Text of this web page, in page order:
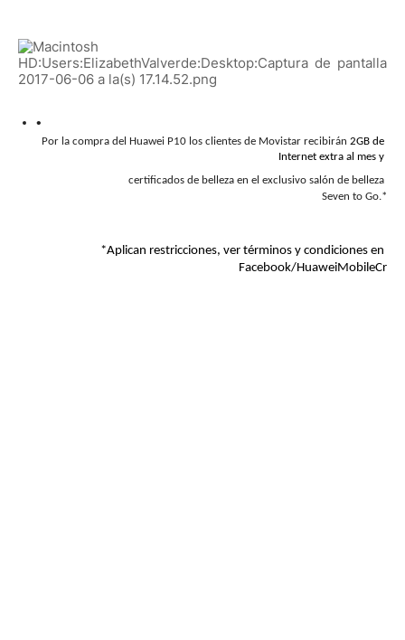
Por la compra del Huawei P10 los clientes de Movistar recibirán 2GB de
Internet extra al mes y
certificados de belleza en el exclusivo salón de belleza
Seven to Go.*
*Aplican restricciones, ver términos y condiciones en
Facebook/HuaweiMobileCr